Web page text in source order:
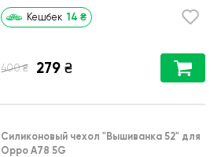
Кешбек 14 ₴
400 ₴ 279 ₴
Силиконовый чехол "Вышиванка 52" для
Oppo A78 5G